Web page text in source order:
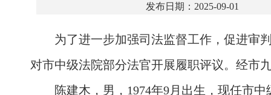
发布日期：2025-09-01
为了进一步加强司法监督工作，促进审
对市中级法院部分法官开展履职评议。经市
陈建木，男，1974年9月出生，现任市